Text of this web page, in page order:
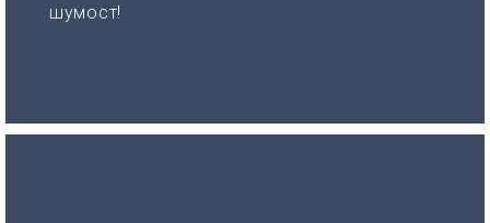
шумост!